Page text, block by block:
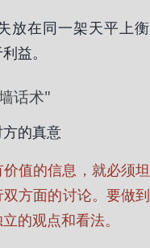
放在同一架天平上衡
益。
话术"
的真意
值的信息，就必须坦
方面的讨论。要做到
的观点和看法。